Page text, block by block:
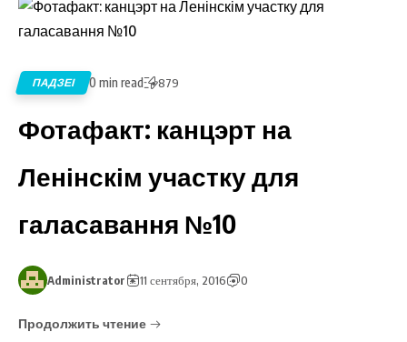
ПАДЗЕІ 0 min read 879
Фотафакт: канцэрт на
Ленінскім участку для
галасавання №10
Administrator 11 сентября, 2016 0
Продолжить чтение